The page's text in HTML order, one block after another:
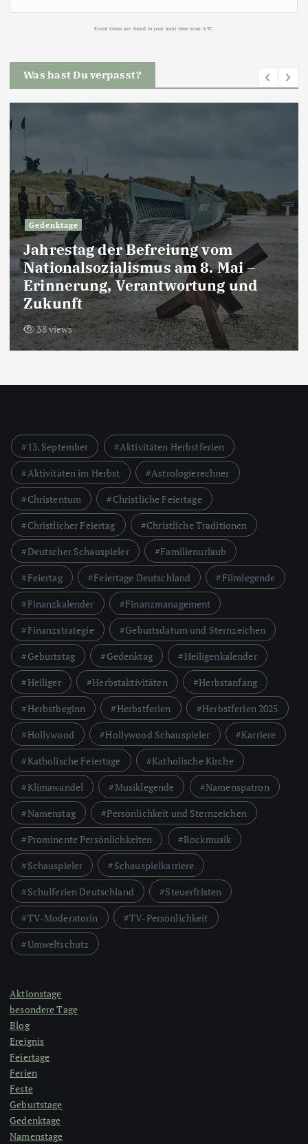
Event times are listed in your local time zone:UTC
Was hast Du verpasst?
Gedenktage
Jahrestag der Befreiung vom
Nationalsozialismus am 8. Mai –
Erinnerung, Verantwortung und
Zukunft
38 views
13. September
Aktivitäten Herbstferien
Aktivitäten im Herbst
Astrologierechner
Christentum
Christliche Feiertage
Christlicher Feiertag
Christliche Traditionen
Deutscher Schauspieler
Familienurlaub
Feiertag
Feiertage Deutschland
Filmlegende
Finanzkalender
Finanzmanagement
Finanzstrategie
Geburtsdatum und Sternzeichen
Geburtstag
Gedenktag
Heiligenkalender
Heiliger
Herbstaktivitäten
Herbstanfang
Herbstbeginn
Herbstferien
Herbstferien 2025
Hollywood
Hollywood Schauspieler
Karriere
Katholische Feiertage
Katholische Kirche
Klimawandel
Musiklegende
Namenspatron
Namenstag
Persönlichkeit und Sternzeichen
Prominente Persönlichkeiten
Rockmusik
Schauspieler
Schauspielkarriere
Schulferien Deutschland
Steuerfristen
TV-Moderatorin
TV-Persönlichkeit
Umweltschutz
Aktionstage
besondere Tage
Blog
Ereignis
Feiertage
Ferien
Feste
Geburtstage
Gedenktage
Namenstage